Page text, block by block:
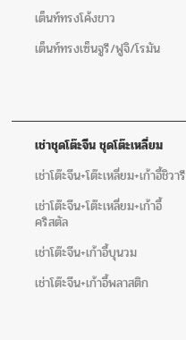
เต็นท์ทรงโค้งขาว
เต็นท์ทรงเซ็นจูรี/ฟูจิ/โรมัน
เช่าชุดโต๊ะจีน ชุดโต๊ะเหลี่ยม
เช่าโต๊ะจีน+โต๊ะเหลี่ยม+เก้าอี้ชิวารี
เช่าโต๊ะจีน+โต๊ะเหลี่ยม+เก้าอี้
คริสตัล
เช่าโต๊ะจีน+เก้าอี้บุนวม
เช่าโต๊ะจีน+เก้าอี้พลาสติก